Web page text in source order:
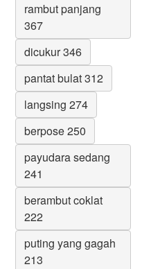
rambut panjang
367
dicukur 346
pantat bulat 312
langsing 274
berpose 250
payudara sedang
241
berambut coklat
222
puting yang gagah
213